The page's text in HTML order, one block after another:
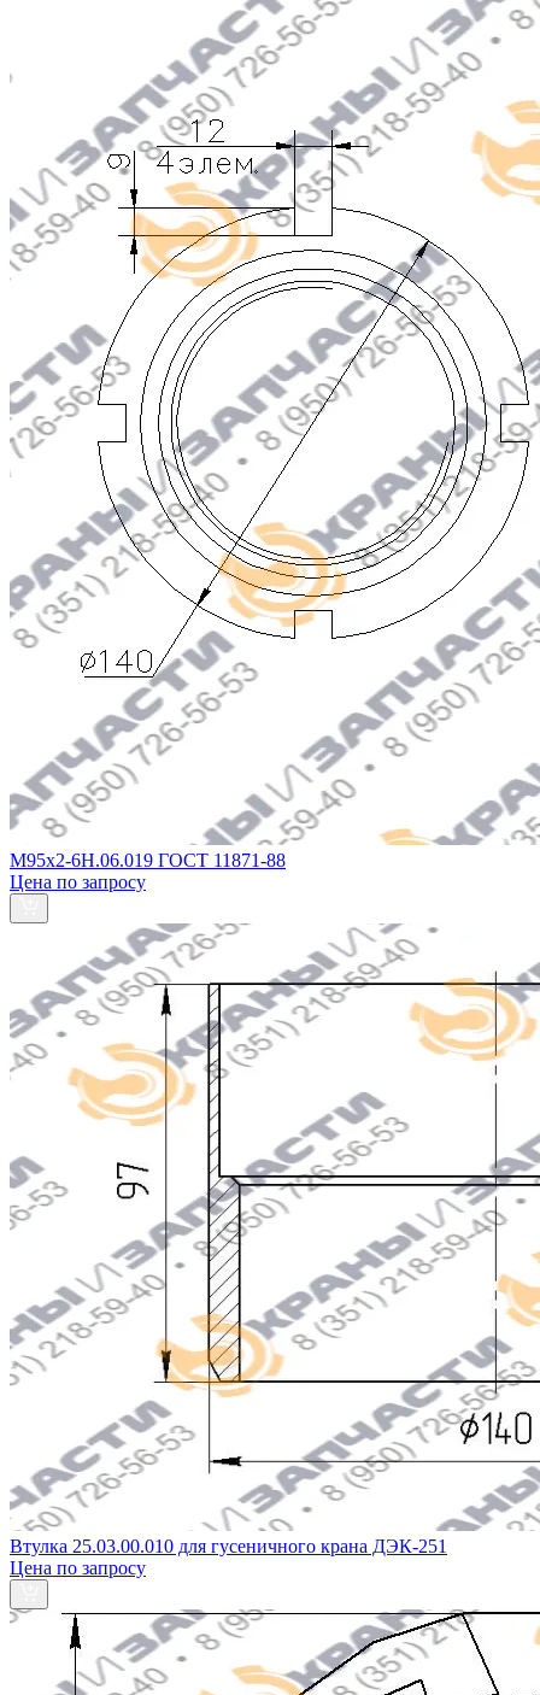
М95х2-6Н.06.019 ГОСТ 11871-88
Цена по запросу
Втулка 25.03.00.010 для гусеничного крана ДЭК-251
Цена по запросу